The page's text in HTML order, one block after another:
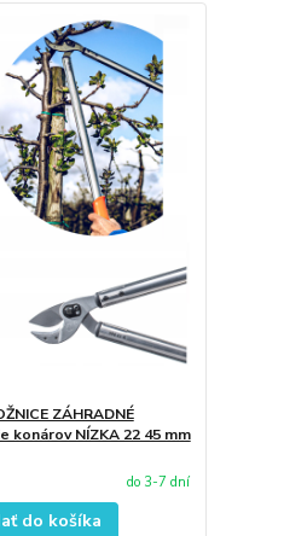
ZÁHRADNÉ
konárov NÍZKA 22 45 mm
do 3-7 dní
do košíka